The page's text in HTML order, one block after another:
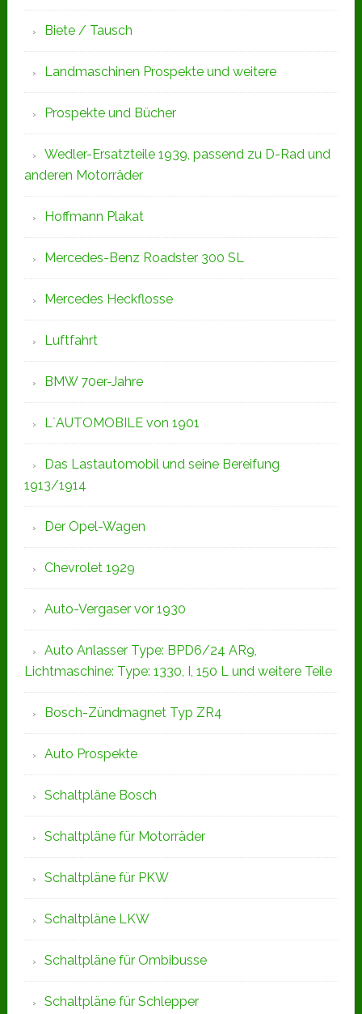
Biete / Tausch
Landmaschinen Prospekte und weitere
Prospekte und Bücher
Wedler-Ersatzteile 1939, passend zu D-Rad und
anderen Motorräder
Hoffmann Plakat
Mercedes-Benz Roadster 300 SL
Mercedes Heckflosse
Luftfahrt
BMW 70er-Jahre
L`AUTOMOBILE von 1901
Das Lastautomobil und seine Bereifung
1913/1914
Der Opel-Wagen
Chevrolet 1929
Auto-Vergaser vor 1930
Auto Anlasser Type: BPD6/24 AR9,
Lichtmaschine: Type: 1330, I, 150 L und weitere Teile
Bosch-Zündmagnet Typ ZR4
Auto Prospekte
Schaltpläne Bosch
Schaltpläne für Motorräder
Schaltpläne für PKW
Schaltpläne LKW
Schaltpläne für Ombibusse
Schaltpläne für Schlepper